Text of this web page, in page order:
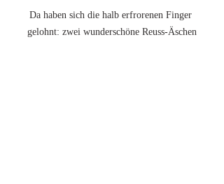
Da haben sich die halb erfrorenen Finger
gelohnt: zwei wunderschöne Reuss-Äschen